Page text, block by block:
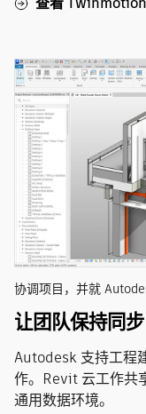
协调项目，并就
让团队保持同步
Autodesk 支持工程
作。Revit 云工作共
通用数据环境。